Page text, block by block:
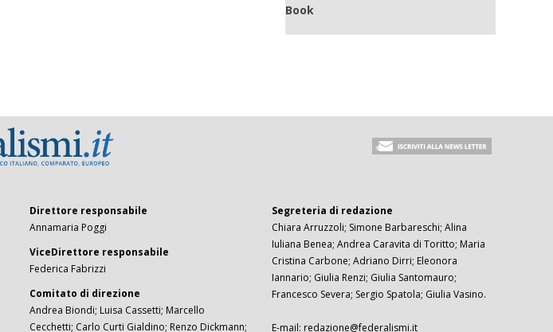
Book
Direttore responsabile
Annamaria Poggi
ViceDirettore responsabile
Federica Fabrizzi
Comitato di direzione
Andrea Biondi; Luisa Cassetti; Marcello
Cecchetti; Carlo Curti Gialdino; Renzo Dickmann;
Segreteria di redazione
Chiara Arruzzoli; Simone Barbareschi; Alina
Iuliana Benea; Andrea Caravita di Toritto; Maria
Cristina Carbone; Adriano Dirri; Eleonora
Iannario; Giulia Renzi; Giulia Santomauro;
Francesco Severa; Sergio Spatola; Giulia Vasino.
E-mail: redazione@federalismi.it